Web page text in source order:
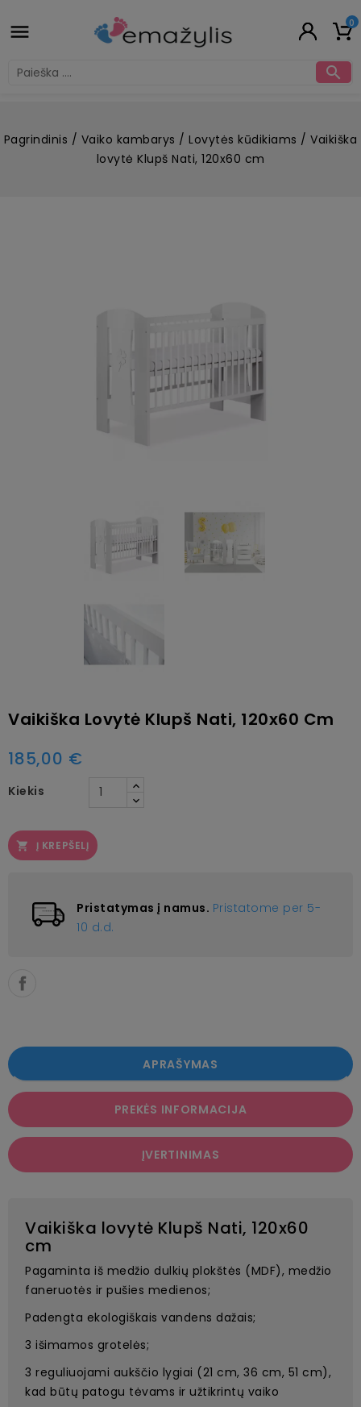
 0

Pagrindinis Vaiko kambarys Lovytės kūdikiams
Vaikiška
lovytė Klupš Nati, 120x60 cm
Vaikiška Lovytė Klupš Nati, 120x60 Cm
185,00 €
Kiekis
 Į KREPŠELĮ
Pristatymas į namus. Pristatome per 5-
10 d.d.
APRAŠYMAS
PREKĖS INFORMACIJA
ĮVERTINIMAS
Vaikiška lovytė Klupš Nati, 120x60
cm
Pagaminta iš medžio dulkių plokštės (MDF), medžio
faneruotės ir pušies medienos;
Padengta ekologiškais vandens dažais;
3 išimamos grotelės;
3 reguliuojami aukščio lygiai (21 cm, 36 cm, 51 cm),
kad būtų patogu tėvams ir užtikrintų vaiko